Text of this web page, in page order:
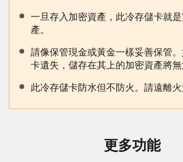
一旦存入加密資產，此冷存儲卡就
產。
請像保管現金或黃金一樣妥善保管
卡遺失，儲存在其上的加密資產將無
此冷存儲卡防水但不防火。請遠離火
更多功能